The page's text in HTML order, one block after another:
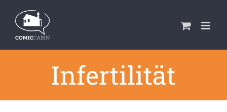
Inhalt
springen
Infertilität